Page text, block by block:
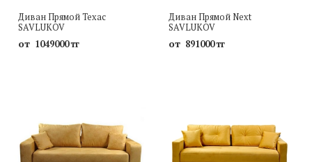
Диван Прямой Техас
SAVLUKOV
от 1049000 тг
Диван Прямой Next
SAVLUKOV
от 891000 тг